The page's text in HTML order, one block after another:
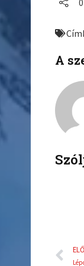
0
A